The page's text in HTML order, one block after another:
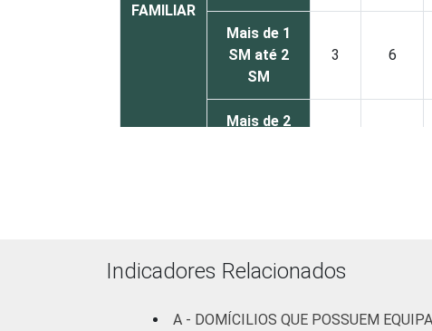
FAMILIAR
Mais de 1
SM até 2
SM
3 6
Mais de 2
SM até 10
0 1
Indicadores Relacionados
A - DOMÍCILIOS QUE POSSUEM